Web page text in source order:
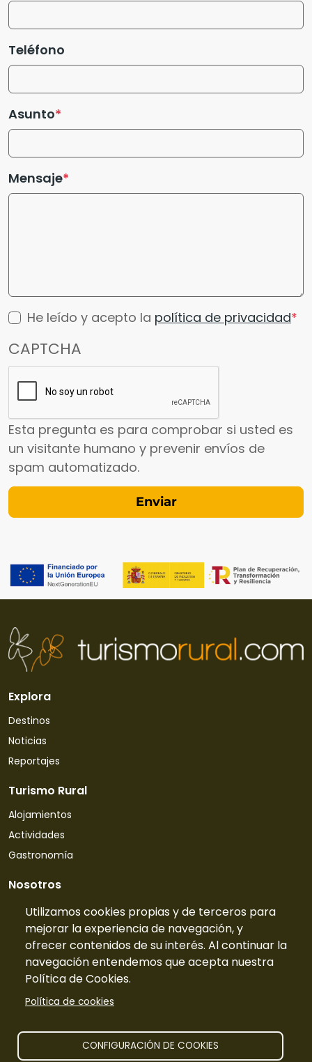
Teléfono
Asunto
Mensaje
He leído y acepto la política de privacidad
CAPTCHA
Esta pregunta es para comprobar si usted es
un visitante humano y prevenir envíos de
spam automatizado.
Utilizamos cookies propias y de terceros para
mejorar la experiencia de navegación, y
ofrecer contenidos de su interés. Al continuar la
navegación entendemos que acepta nuestra
Política de Cookies.
Política de cookies
CONFIGURACIÓN DE COOKIES
Explora
Destinos
Noticias
Reportajes
Turismo Rural
Alojamientos
Actividades
Gastronomía
Nosotros
Quiénes somos
Contacto
Tarifas
Preguntas frecuentes
Información